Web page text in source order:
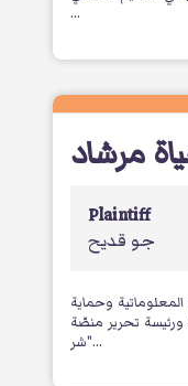
...
مرشاد
Plaintiff
جو قديح
وحماية
ورئيسة تحرير منصّة
"شر...